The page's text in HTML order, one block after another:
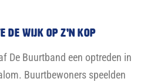
de wijk op z’n kop
De Buurtband een optreden in
Buurtbewoners speelden